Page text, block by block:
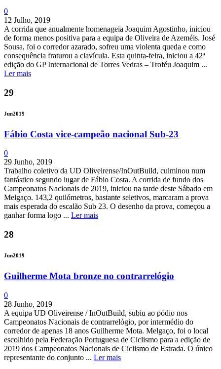
0
12 Julho, 2019
A corrida que anualmente homenageia Joaquim Agostinho, iniciou
de forma menos positiva para a equipa de Oliveira de Azeméis. José
Sousa, foi o corredor azarado, sofreu uma violenta queda e como
consequência fraturou a clavícula. Esta quinta-feira, iniciou a 42ª
edição do GP Internacional de Torres Vedras – Troféu Joaquim ...
Ler mais
29
Jun2019
Fábio Costa vice-campeão nacional Sub-23
0
29 Junho, 2019
Trabalho coletivo da UD Oliveirense/InOutBuild, culminou num
fantástico segundo lugar de Fábio Costa. A corrida de fundo dos
Campeonatos Nacionais de 2019, iniciou na tarde deste Sábado em
Melgaço. 143,2 quilómetros, bastante seletivos, marcaram a prova
mais esperada do escalão Sub 23. O desenho da prova, começou a
ganhar forma logo ... Ler mais
28
Jun2019
Guilherme Mota bronze no contrarrelógio
0
28 Junho, 2019
A equipa UD Oliveirense / InOutBuild, subiu ao pódio nos
Campeonatos Nacionais de contrarrelógio, por intermédio do
corredor de apenas 18 anos Guilherme Mota. Melgaço, foi o local
escolhido pela Federação Portuguesa de Ciclismo para a edição de
2019 dos Campeonatos Nacionais de Ciclismo de Estrada. O único
representante do conjunto ... Ler mais